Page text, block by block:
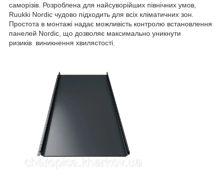
саморізів. Розроблена для найсуворійших північних умов,
Ruukki Nordic чудово підходить для всіх кліматичних зон.
Простота в монтажі надає можливість контролю встановлення
панелей Nordic, що дозволяє максимально уникнути
ризиків виникнення хвилястості.